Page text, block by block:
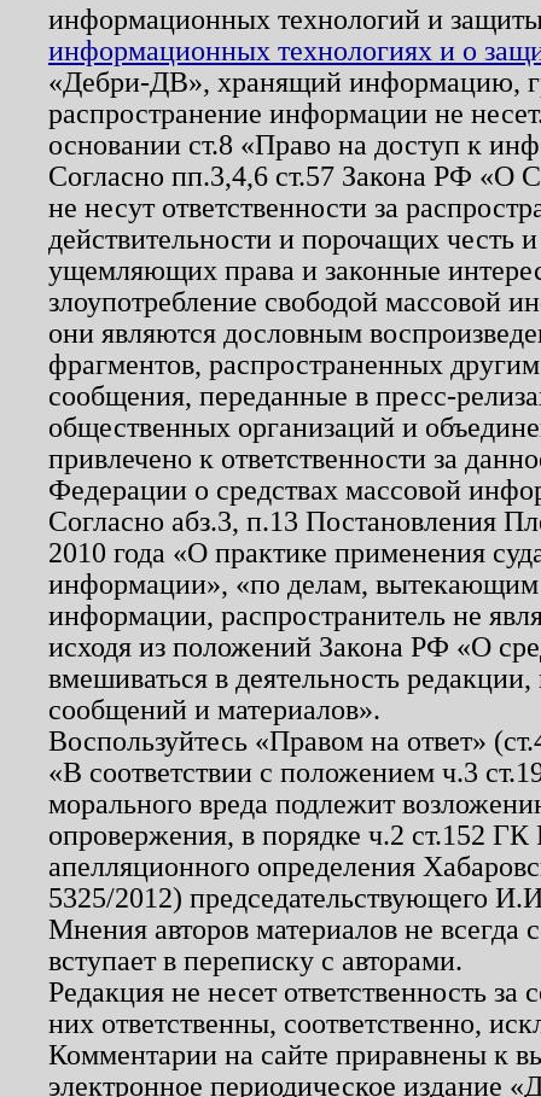
информационных технологий и
информационных технологиях и о
«Дебри-ДВ», хранящий информацию,
распространение информации не
основании ст.8 «Право на доступ к
Согласно пп.3,4,6 ст.57 Закона РФ «О
не несут ответственности за
действительности и порочащих честь
ущемляющих права и законные
злоупотребление свободой массовой
они являются дословным
фрагментов, распространенных
сообщения, переданные в пресс-
общественных организаций и
привлечено к ответственности за
Федерации о средствах массовой
Согласно абз.3, п.13 Постановления
2010 года «О практике применения
информации», «по делам, вытекающим
информации, распространитель не
исходя из положений Закона РФ «О
вмешиваться в деятельность
сообщений и материалов».
Воспользуйтесь «Правом на ответ»
«В соответствии с положением ч.3
морального вреда подлежит
опровержения, в порядке ч.2 ст.152
апелляционного определения
5325/2012) председательствующего
Мнения авторов материалов не
вступает в переписку с авторами.
Редакция не несет ответственность
них ответственны, соответственно,
Комментарии на сайте приравнены к
электронное периодическое издание